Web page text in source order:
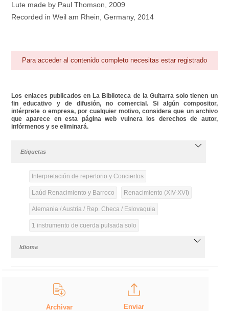
Área personal
Lute made by Paul Thomson, 2009
Recorded in Weil am Rhein, Germany, 2014
Para acceder al contenido completo necesitas estar registrado
Los enlaces publicados en La Biblioteca de la Guitarra solo tienen un
fin educativo y de difusión, no comercial. Si algún compositor,
intérprete o empresa, por cualquier motivo, considera que un archivo
que aparece en esta página web vulnera los derechos de autor,
infórmenos y se eliminará.
Etiquetas
Interpretación de repertorio y Conciertos
Laúd Renacimiento y Barroco Renacimiento (XIV-XVI)
Alemania / Austria / Rep. Checa / Eslovaquia
1 instrumento de cuerda pulsada solo
Idioma
Archivar Enviar